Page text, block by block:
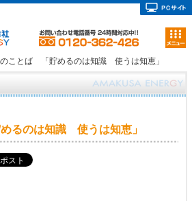
ことば 「貯めるのは知識 使うは知恵」
るのは知識 使うは知恵」